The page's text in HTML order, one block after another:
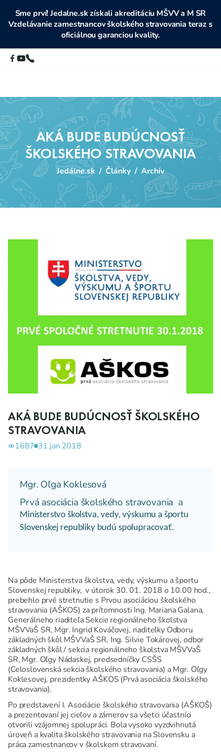
Sme prví! Jedalne.sk získali akreditáciu MŠVV a M SR
Vzdelávanie zamestnancov školského stravovania teraz s
oficiálnou garanciou kvality.
AKÁ BUDE BUDÚCNOSŤ
ŠKOLSKÉHO STRAVOVANIA
Jedálne.sk / Články / Archív
AKÁ BUDE BUDÚCNOSŤ ŠKOLSKÉHO
STRAVOVANIA
1687 31 jan 2018
Mgr. Oľga Koklesová
Prvá asociácia školského stravovania a
Ministerstvo školstva, vedy, výskumu a športu
Slovenskej republiky budú spolupracovať.
Na pôde Ministerstva školstva, vedy, výskumu a športu
Slovenskej republiky, v útorok 30. 01. 2018 o 10.00 hod.,
prebehlo prvé stretnutie s Prvou asociáciou školského
stravovania (AŠKOS) za prítomnosti Ing. Mariana Galana,
Generálneho riaditeľa Sekcie regionálneho školstva
MŠVVaŠ SR, Mgr. Ingrid Kováčovej, riaditeľky Odboru
základných škôl MŠVVaŠ SR, Ing. Silvie Tokárovej, odbor
základných škôl / sekcia regionálneho školstva MŠVVaŠ
SR, Mgr. Oľgy Nádaskej, predsedníčky CSŠS
(Celoslovenská sekcia školského stravovania) a Mgr. Oľgy
Koklesovej, prezidentky AŠKOS (Prvá asociácia školského
stravovania).
Po predstavení I. Asociácie školského stravovania (AŠKOŠ)
a prezentovaní jej cieľov a zámerov sa všetci účastníci
otvorili vzájomnej spolupráci. Bola vysoko vyzdvihnutá
úroveň a kvalita školského stravovania na Slovensku a
práca zamestnancov v školskom stravovaní.